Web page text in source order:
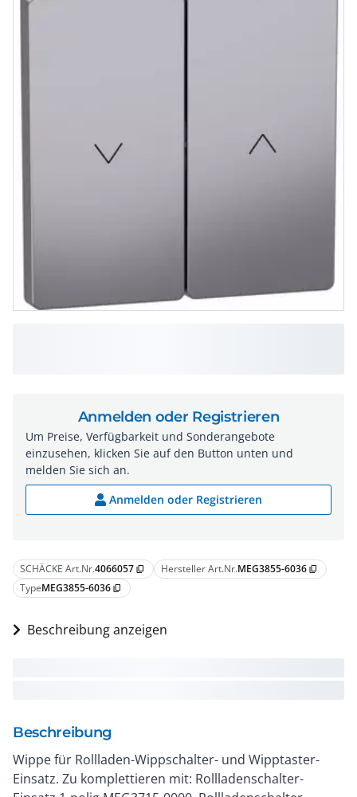
SCHÄCKE Art.Nr.4066057 content_copy Hersteller Art.Nr.MEG3855-6036 content_copy
TypeMEG3855-6036 content_copy
Beschreibung anzeigen
Beschreibung
Wippe für Rollladen-Wippschalter- und Wipptaster-
Einsatz. Zu komplettieren mit: Rollladenschalter-
Anmelden oder Registrieren
Um Preise, Verfügbarkeit und Sonderangebote
einzusehen, klicken Sie auf den Button unten und
melden Sie sich an.
Anmelden oder Registrieren